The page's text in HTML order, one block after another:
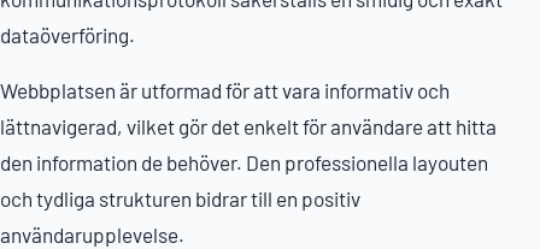
dataöverföring.
Webbplatsen är utformad för att vara informativ och
lättnavigerad, vilket gör det enkelt för användare att hitta
den information de behöver. Den professionella layouten
och tydliga strukturen bidrar till en positiv
användarupplevelse.